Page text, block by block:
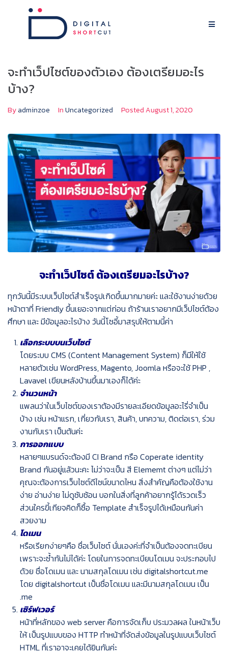
จะทำเว็ปไซต์ของตัวเอง ต้องเตรียมอะไร
บ้าง?
Byadminzoe InUncategorized PostedAugust 1, 2020
จะทำเว็ปไซต์ ต้องเตรียมอะไรบ้าง?
ทุกวันนี้มีระบบเว็ปไซต์สำเร็จรูปเกิดขึ้นมากมายค่ะ และใช้งานง่ายด้วย
หน้าตาที่ Friendly ขึ้นเยอะจากแต่ก่อน ถ้าร้านเราอยากมีเว็ปไซต์ต้อง
ศึกษา และ มีข้อมูลอะไรบ้าง วันนี้โซอี้มาสรุปให้ตามนี้ค่า
เลือกระบบบนเว็บไซต์
โดยระบบ CMS (Content Management System) ก็มีให้ใช้
หลายตัวเช่น WordPress, Magento, Joomla หรือจะใช้ PHP ,
Lavavel เขียนหลังบ้านขึ้นมาเองก็ได้ค่ะ
จำนวนหน้า
แพลนว่าในเว็บไซต์ของเราต้องมีรายละเอียดข้อมูลอะไรี่จำเป็น
บ้าง เช่น หน้าแรก, เกี่ยวกับเรา, สินค้า, บทความ, ติดต่อเรา, ร่วม
งานกับเรา เป็นต้นค่ะ
การออกแบบ
หลายๆแบรนด์จะต้องมี CI Brand กรือ Coperate identity
Brand กันอยู่แล้วนะคะ ไม่ว่าจะเป็น สี Elememt ต่างๆ แต่ไม่ว่า
คุณจะต้องการเว็บไซต์ดีไซน์ขนาดไหน สิ่งสำคัญคือต้องใช้งาน
ง่าย อ่านง่าย ไม่ดูซับซ้อน บอกในสิ่งที่ลูกค้าอยากรู้ได้รวดเร็ว
ส่วนใครขี้เกียจคิดก็ซื้อ Template สำเร็จรูปได้เหมือนกันค่า
สวยงาม
โดเมน
หรือเรียกง่ายๆคือ ชื่อเว็บไซต์ นั่นเองค่ะที่จำเป็นต้องจดทะเบียน
เพราะจะซ้ำกันไม่ได้ค่ะ โดยในการจดทะเบียนโดเมน จะประกอบไป
ด้วย ชื่อโดเมน และ นามสกุลโดเมน เช่น digitalshortcut.me
โดย digitalshortcut เป็นชื่อโดเมน และมีนามสกุลโดเมน เป็น
.me
เซิร์ฟเวอร์
หน้าที่หลักของ web server คือการจัดเก็บ ประมวลผล ในหน้าเว็บ
ให้ เป็นรูปแบบของ HTTP ทำหน้าที่จัดส่งข้อมูลในรูปแบบเว็บไซต์
HTML ที่เราอาจะเคยได้ยินกันค่ะ